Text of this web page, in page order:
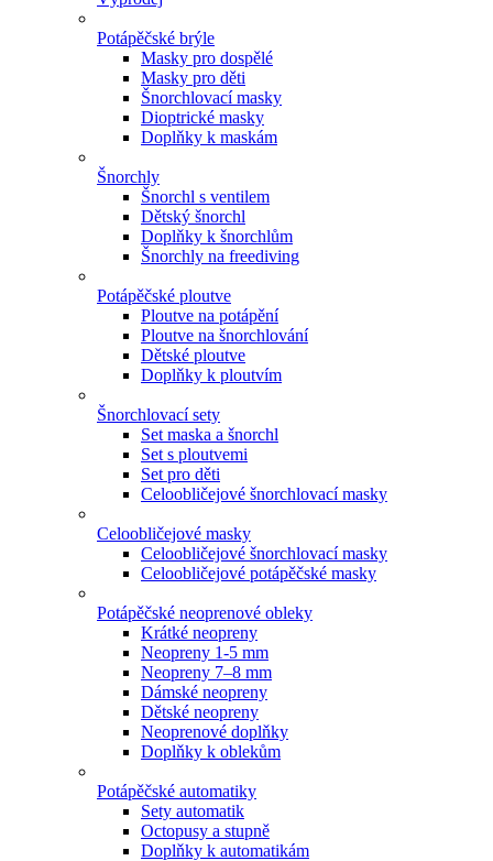
Potápěčské brýle
Masky pro dospělé
Masky pro děti
Šnorchlovací masky
Dioptrické masky
Doplňky k maskám
Šnorchly
Šnorchl s ventilem
Dětský šnorchl
Doplňky k šnorchlům
Šnorchly na freediving
Potápěčské ploutve
Ploutve na potápění
Ploutve na šnorchlování
Dětské ploutve
Doplňky k ploutvím
Šnorchlovací sety
Set maska a šnorchl
Set s ploutvemi
Set pro děti
Celoobličejové šnorchlovací masky
Celoobličejové masky
Celoobličejové šnorchlovací masky
Celoobličejové potápěčské masky
Potápěčské neoprenové obleky
Krátké neopreny
Neopreny 1-5 mm
Neopreny 7–8 mm
Dámské neopreny
Dětské neopreny
Neoprenové doplňky
Doplňky k oblekům
Potápěčské automatiky
Sety automatik
Octopusy a stupně
Doplňky k automatikám